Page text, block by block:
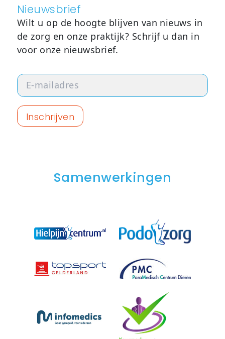
Nieuwsbrief
Wilt u op de hoogte blijven van nieuws in
de zorg en onze praktijk? Schrijf u dan in
voor onze nieuwsbrief.
Samenwerkingen